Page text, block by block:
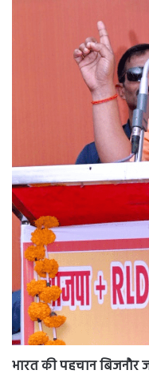
भारत की पहचान